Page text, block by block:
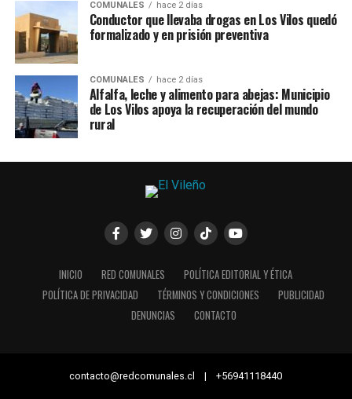
COMUNALES hace 2 días
Conductor que llevaba drogas en Los Vilos quedó
formalizado y en prisión preventiva
COMUNALES hace 2 días
Alfalfa, leche y alimento para abejas: Municipio
de Los Vilos apoya la recuperación del mundo
rural
INICIO RED COMUNALES
POLÍTICA EDITORIAL Y ÉTICA
POLÍTICA DE PRIVACIDAD
TÉRMINOS Y CONDICIONES
PUBLICIDAD
DENUNCIAS
CONTACTO
contacto@redcomunales.cl | +56941118440